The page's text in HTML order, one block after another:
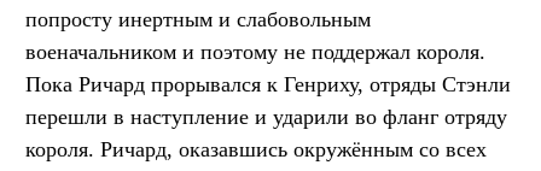
попросту инертным и слабовольным
военачальником и поэтому не поддержал короля.
Пока Ричард прорывался к Генриху, отряды Стэнли
перешли в наступление и ударили во фланг отряду
короля. Ричард, оказавшись окружённым со всех